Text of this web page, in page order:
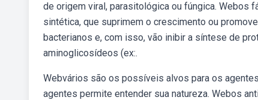
de origem viral, parasitológica ou fúngica. Webos
sintética, que suprimem o crescimento ou
bacterianos e, com isso, vão inibir a síntese de
aminoglicosídeos (ex:.
Webvários são os possíveis alvos para os
agentes permite entender sua natureza. Webos